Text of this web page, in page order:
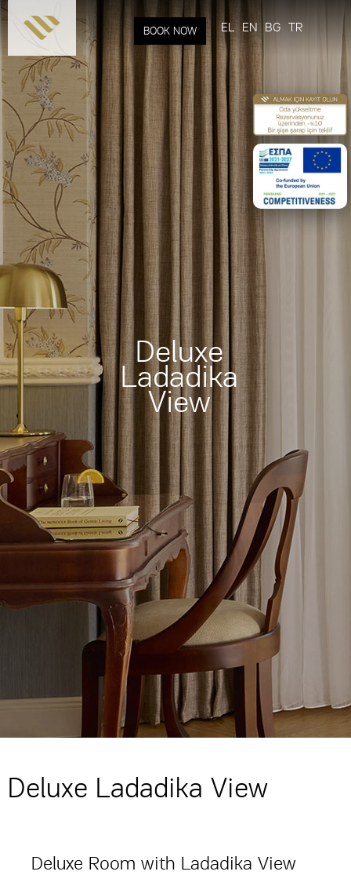
content
BOOK NOW EL EN BG TR
Deluxe
Ladadika
View
Deluxe Ladadika View
Deluxe Room with Ladadika View